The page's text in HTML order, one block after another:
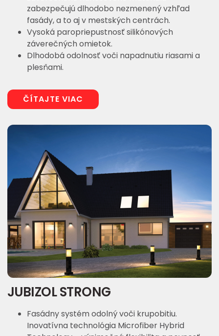
zabezpečujú dlhodobo nezmenený vzhľad
fasády, a to aj v mestských centrách.
Vysoká paropriepustnosť silikónových
záverečných omietok.
Dlhodobá odolnosť voči napadnutiu riasami a
plesňami.
ČÍTAJTE VIAC
JUBIZOL STRONG
Fasádny systém odolný voči krupobitiu.
Inovatívna technológia Microfiber Hybrid